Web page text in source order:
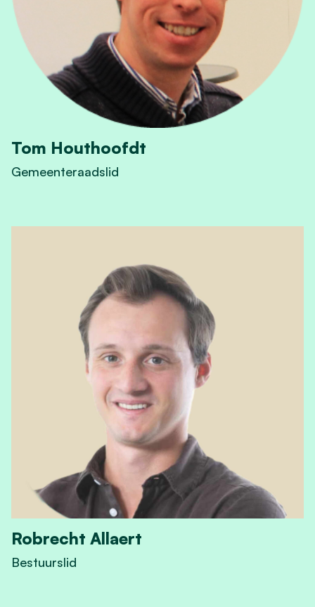
Tom Houthoofdt
Gemeenteraadslid
Robrecht Allaert
Bestuurslid